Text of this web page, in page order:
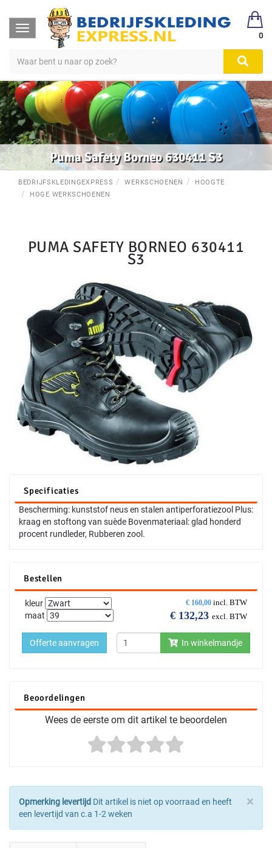
Toggle
navigation
0
Puma Safety Borneo 630411 S3
BEDRIJFSKLEDINGEXPRESS WERKSCHOENEN
HOOGTE
HOGE WERKSCHOENEN
PUMA SAFETY BORNEO 630411
S3
Specificaties
Bescherming: kunststof neus en stalen antiperforatiezool Plus:
kraag en stoftong van suède Bovenmateriaal: glad honderd
procent rundleder, Rubberen zool.
Bestellen
€ 160,00 incl. BTW
€ 132,23 excl. BTW
kleur
maat
In winkelmandje
Offerte aanvragen
Beoordelingen
Wees de eerste om dit artikel te beoordelen
×
Opmerking levertijd Dit artikel is niet op voorraad en heeft
een levertijd van c.a 1-2 weken